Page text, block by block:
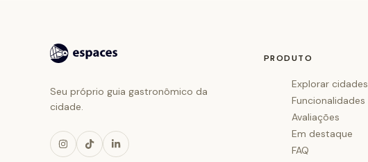
Seu próprio guia gastronômico da
cidade.
PRODUTO
Explorar cidades
Funcionalidades
Avaliações
Em destaque
FAQ